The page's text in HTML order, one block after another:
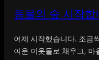
동물의 숲 시작합
어제 시작했습니다. 조금
여운 이웃들로 채우고,